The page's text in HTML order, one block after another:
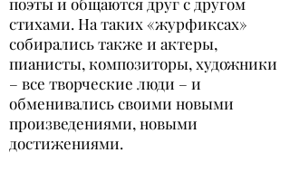
стихами. На таких «журфиксах»
собирались также и актеры,
пианисты, композиторы, художники
– все творческие люди – и
обменивались своими новыми
произведениями, новыми
достижениями.